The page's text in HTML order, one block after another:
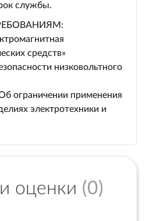
службы.
средств»
низковольтного
ограничении применения
электротехники и
оценки (0)